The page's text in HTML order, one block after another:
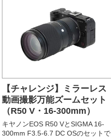
【チャレンジ】ミラーレス
動画撮影万能ズームセット
（R50 V・16-300mm）
キヤノンEOS R50 VとSIGMA 16-
300mm F3.5-6.7 DC OSのセットで